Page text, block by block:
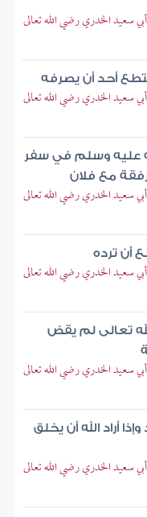
سعيد الخدري رضي الله تعالى
أحد أن يصرفه
سعيد الخدري رضي الله تعالى
عليه وسلم في سفر
مع فلان
سعيد الخدري رضي الله تعالى
أن ترده
سعيد الخدري رضي الله تعالى
تعالى لم يقض
سعيد الخدري رضي الله تعالى
أراد الله أن يخلق
سعيد الخدري رضي الله تعالى